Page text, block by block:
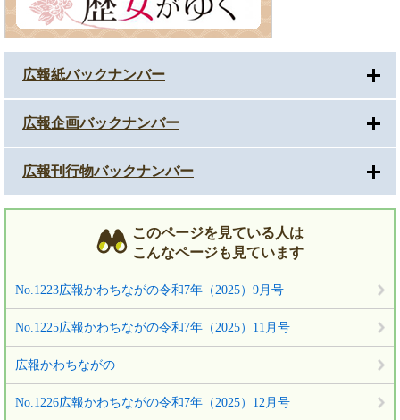
広報紙バックナンバー
広報企画バックナンバー
広報刊行物バックナンバー
このページを見ている人は
こんなページも見ています
No.1223広報かわちながの令和7年（2025）9月号
No.1225広報かわちながの令和7年（2025）11月号
広報かわちながの
No.1226広報かわちながの令和7年（2025）12月号